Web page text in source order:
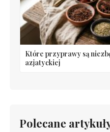
Które przyprawy są
azjatyckiej
Polecane